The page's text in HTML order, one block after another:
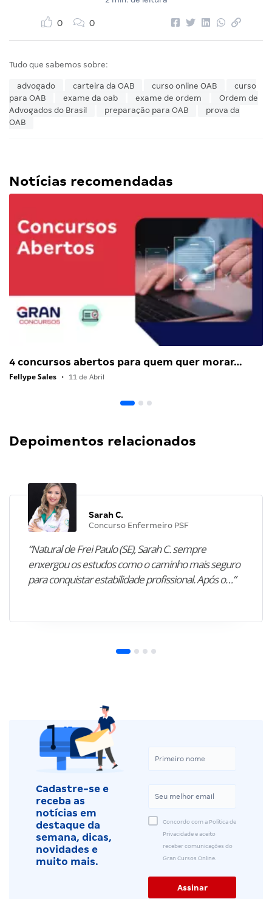
0 0
Tudo que sabemos sobre:
advogado carteira da OAB curso online OAB
curso
para OAB
exame da oab exame de ordem
Ordem de
Advogados do Brasil
preparação para OAB
prova da
OAB
Notícias recomendadas
4 concursos abertos para quem quer morar…
Fellype Sales • 11 de Abril
Depoimentos relacionados
Sarah C.
Concurso Enfermeiro PSF
“Natural de Frei Paulo (SE), Sarah C. sempre
enxergou os estudos como o caminho mais seguro
para conquistar estabilidade profissional. Após o…”
Cadastre-se e
receba as
notícias em
destaque da
semana, dicas,
novidades e
muito mais.
Concordo com a Política de
Privacidade e aceito
receber comunicações do
Gran Cursos Online.